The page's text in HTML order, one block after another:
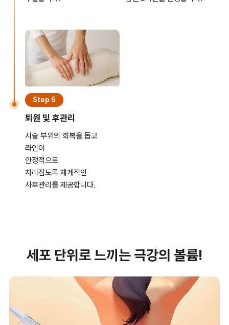
Step 5
퇴원 및 후관리
시술 부위의 회복을 돕고
라인이
안정적으로
자리잡도록 체계적인
사후관리를 제공합니다.
세포 단위로 느끼는 극강의 볼륨!